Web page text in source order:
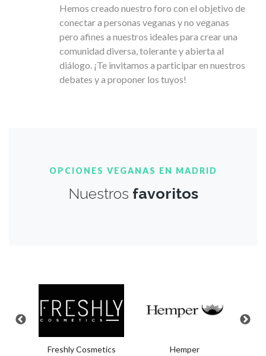
Hemos creado nuestro foro con el objetivo de
conectar a personas veganas y no veganas
pero afines a nuestros ideales para crear una
comunidad diversa, tolerante y abierta al
diálogo. ¡Te invitamos a participar en nuestros
debates y a proponer los tuyos!
OPCIONES VEGANAS EN MADRID
Nuestros favoritos
Freshly Cosmetics Hemper